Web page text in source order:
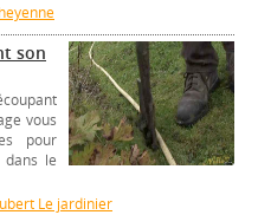
son
vous
pour
dans le
Le jardinier